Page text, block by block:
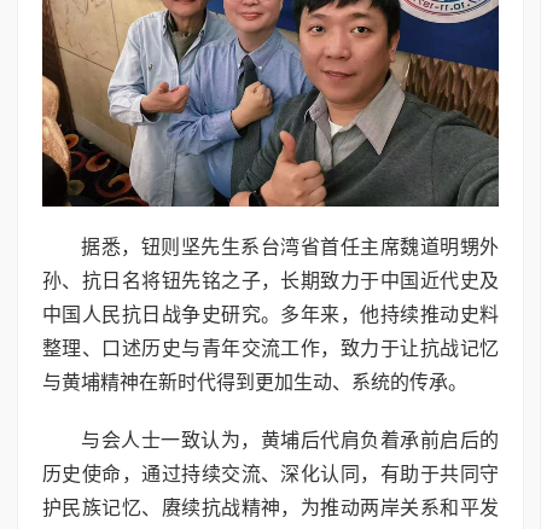
据悉，钮则坚先生系台湾省首任主席魏道明甥外
孙、抗日名将钮先铭之子，长期致力于中国近代史及
中国人民抗日战争史研究。多年来，他持续推动史料
整理、口述历史与青年交流工作，致力于让抗战记忆
与黄埔精神在新时代得到更加生动、系统的传承。
与会人士一致认为，黄埔后代肩负着承前启后的
历史使命，通过持续交流、深化认同，有助于共同守
护民族记忆、赓续抗战精神，为推动两岸关系和平发